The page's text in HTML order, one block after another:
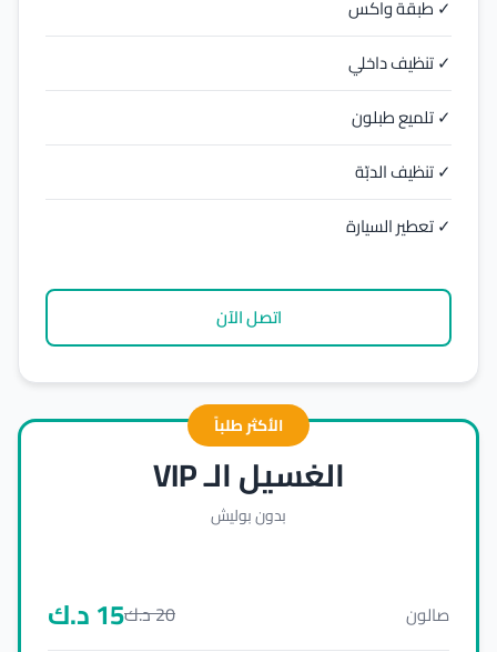
✓ طبقة واكس
✓ تنظيف داخلي
✓ تلميع طبلون
✓ تنظيف الدبّة
✓ تعطير السيارة
اتصل الآن
الأكثر طلباً
الغسيل الـ VIP
بدون بوليش
صالون 20د.ك15د.ك